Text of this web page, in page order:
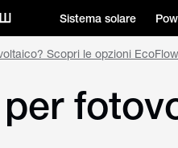
Sistema solare
Scopri le opzioni EcoFlow